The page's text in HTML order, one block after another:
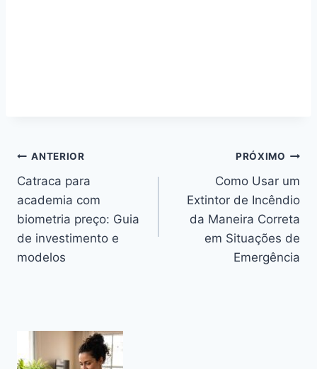
Navegação
de
Post
ANTERIOR
Catraca para
academia com
biometria preço: Guia
de investimento e
modelos
PRÓXIMO
Como Usar um
Extintor de Incêndio
da Maneira Correta
em Situações de
Emergência